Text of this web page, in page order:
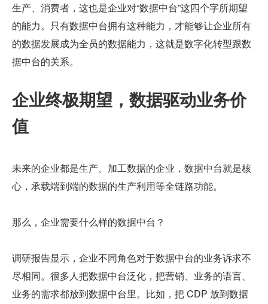
生产、消费者，这也是企业对“数据中台”这四个字所期望
的能力。只有数据中台拥有这种能力，才能够让企业所有
的数据发展成为全员的数据能力，这就是数字化转型跟数
据中台的关系。
企业终极期望，数据驱动业务价
值
未来的企业都是生产、加工数据的企业，数据中台就是核
心，承载端到端的数据的生产利用等全链路功能。
那么，企业需要什么样的数据中台？
调研报告显示，企业不同角色对于数据中台的业务诉求不
尽相同。很多人把数据中台泛化，把营销、业务的语言、
业务的需求都放到数据中台里。比如，把 CDP 放到数据